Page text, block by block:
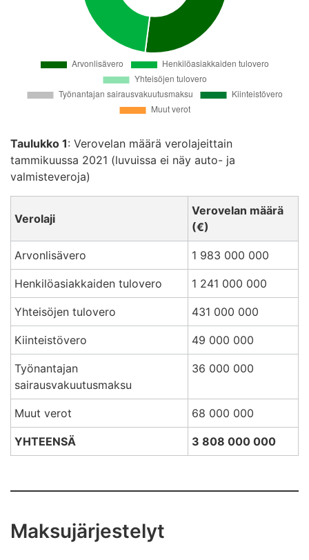
Taulukko 1: Verovelan määrä verolajeittain
tammikuussa 2021 (luvuissa ei näy auto- ja
valmisteveroja)
Verolaji
Verovelan määrä
(€)
Arvonlisävero 1 983 000 000
Henkilöasiakkaiden tulovero 1 241 000 000
Yhteisöjen tulovero 431 000 000
Kiinteistövero 49 000 000
Työnantajan
sairausvakuutusmaksu
36 000 000
Muut verot 68 000 000
YHTEENSÄ 3 808 000 000
Maksujärjestelyt